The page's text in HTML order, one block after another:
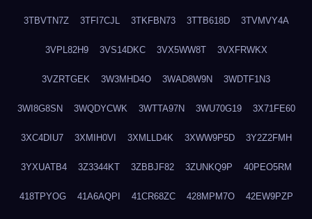
3TBVTN7Z 3TFI7CJL 3TKFBN73 3TTB618D 3TVMVY4A
3VPL82H9 3VS14DKC 3VX5WW8T 3VXFRWKX
3VZRTGEK 3W3MHD4O 3WAD8W9N 3WDTF1N3
3WI8G8SN 3WQDYCWK 3WTTA97N 3WU70G19 3X71FE60
3XC4DIU7 3XMIH0VI 3XMLLD4K 3XWW9P5D 3Y2Z2FMH
3YXUATB4 3Z3344KT 3ZBBJF82 3ZUNKQ9P 40PEO5RM
418TPYOG 41A6AQPI 41CR68ZC 428MPM7O 42EW9PZP